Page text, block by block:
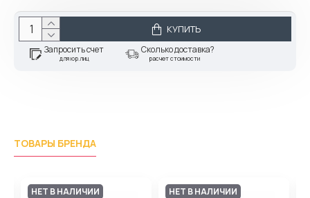
КУПИТЬ
Запросить счет
для юр.лиц
Сколько доставка?
расчет стоимости
ТОВАРЫ БРЕНДА
НЕТ В НАЛИЧИИ НЕТ В НАЛИЧИИ